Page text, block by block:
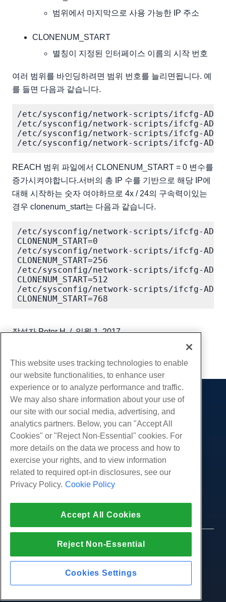
범위에서 마지막으로 사용 가능한 IP 주소
CLONENUM_START
별칭이 지정된 인터페이스 이름의 시작 번호
여러 범위를 바인딩하려면 범위 번호를 늘리면됩니다. 예
를 들면 다음과 같습니다.
/etc/sysconfig/network-scripts/ifcfg-
/etc/sysconfig/network-scripts/ifcfg-
/etc/sysconfig/network-scripts/ifcfg-
REACH 범위 파일에서 CLONENUM_START = 0 변수를
증가시켜야합니다.서버의 총 IP 수를 기반으로 해당 IP에
대해 시작하는 숫자 여야하므로 4x / 24의 구속력이있는
경우 clonenum_start는 다음과 같습니다.
/etc/sysconfig/network-scripts/ifcfg-
CLONENUM_START=0
/etc/sysconfig/network-scripts/ifcfg-
CLONENUM_START=256
/etc/sysconfig/network-scripts/ifcfg-
CLONENUM_START=512
/etc/sysconfig/network-scripts/ifcfg-
작성자 Peter H/일월 1, 2017
제품
웹 호스팅
비즈니스 호스팅
리셀러 호스팅
화이트 라벨 리셀러
관리되는 리눅스 VPS
관리되지 않는 리눅스 VPS
관리 창 VPS
관리되지 않는 Windows VPS
클라우드 서버
블록 스토리지
서비스
웹 사이트 마이그레이션
커뮤니티
제품 문서
튜토리얼
회사
회사 소개
프레스
우리와 함께 라이브 채팅
지원권을 엽니 다
우리에게 이메일 보내기
우리에게 전화하십시오 (888) 404-1279
© 2010-2026 Hostwinds, ㅏ HostPapa Inc. 회사.
판권 소유.
This website uses tracking technologies to enable
our website functionalities, to enhance user
experience or to analyze performance and traffic.
We may also share information about your use of
our site with our social media, advertising, and
analytics partners. Below, you can "Accept All
Cookies" or "Reject Non-Essential" cookies. For
more details on the data we process and how to
exercise your rights, and to view information
related to required opt-in disclosures, see our
Privacy Policy. Cookie Policy
Accept All Cookies
Reject Non-Essential
Cookies Settings